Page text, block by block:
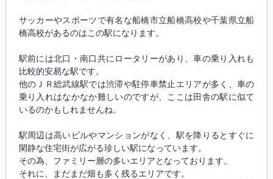
サッカーやスポーツで有名な船橋市立船橋高校や千葉県立船
橋高校があるのはこの駅になります。
駅前には北口・南口共にロータリーがあり、車の乗り入れも
比較的安易な駅です。
他のＪＲ総武線駅では渋滞や駐停車禁止エリアが多く、車の
乗り入れはなかなか難しいのですが、ここは田舎の駅に似て
いるのかもしれませんね。
駅周辺は高いビルやマンションがなく、駅を降りるとすぐに
閑静な住宅街が広がる珍しい駅になっています。
その為、ファミリー層の多いエリアとなっております。
それに、まだまだ畑も多く残るエリアです。